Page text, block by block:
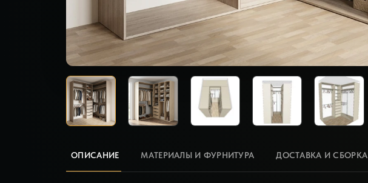
ОПИСАНИЕ МАТЕРИАЛЫ И ФУРНИТУРА ДОСТАВКА И СБОРКА